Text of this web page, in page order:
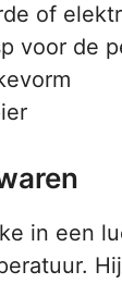
of
voor de
in een